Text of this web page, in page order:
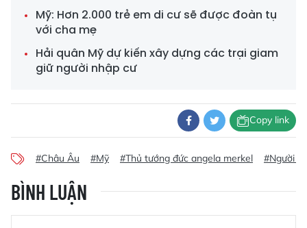
Mỹ: Hơn 2.000 trẻ em di cư sẽ được đoàn tụ
với cha mẹ
Hải quân Mỹ dự kiến xây dựng các trại giam
giữ người nhập cư
Copy link
#Châu Âu #Mỹ #Thủ tướng đức angela merkel #Người
BÌNH LUẬN